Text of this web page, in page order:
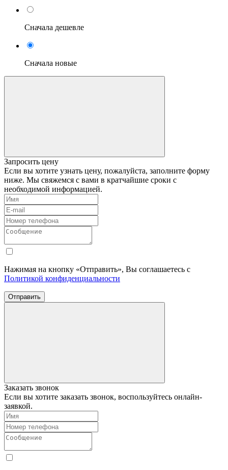
Сначала дешевле
Сначала новые
Запросить цену
Если вы хотите узнать цену, пожалуйста, заполните форму
ниже. Мы свяжемся с вами в кратчайшие сроки с
необходимой информацией.
Нажимая на кнопку «Отправить», Вы соглашаетесь с
Политикой конфиденциальности
Отправить
Заказать звонок
Если вы хотите заказать звонок, воспользуйтесь онлайн-
заявкой.